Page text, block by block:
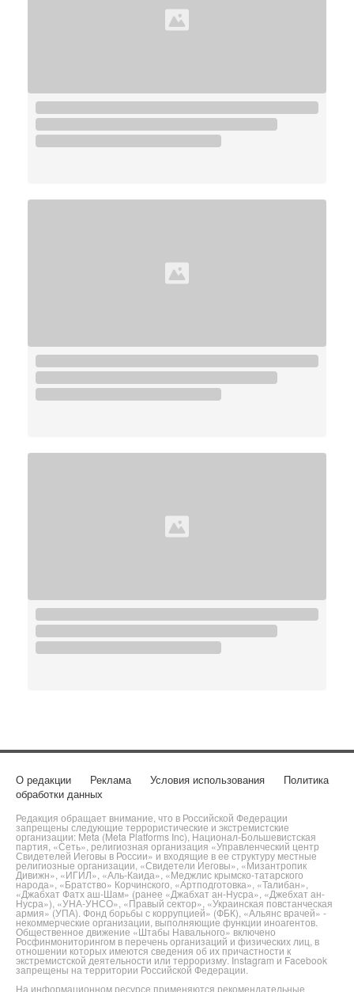
О редакции Реклама Условия использования
Политика
обработки данных
Редакция обращает внимание, что в Российской Федерации
запрещены следующие террористические и экстремистские
организации: Meta (Meta Platforms Inc), Национал-Большевистская
партия, «Сеть», религиозная организация «Управленческий центр
Свидетелей Иеговы в России» и входящие в ее структуру местные
религиозные организации, «Свидетели Иеговы», «Мизантропик
Дивижн», «ИГИЛ», «Аль-Каида», «Меджлис крымско-татарского
народа», «Братство» Корчинского, «Артподготовка», «Талибан»,
«Джабхат Фатх аш-Шам» (ранее «Джабхат ан-Нусра», «Джебхат ан-
Нусра»), «УНА-УНСО», «Правый сектор», «Украинская повстанческая
армия» (УПА). Фонд борьбы с коррупцией» (ФБК), «Альянс врачей» -
некоммерческие организации, выполняющие функции иноагентов.
Общественное движение «Штабы Навального» включено
Росфинмониторингом в перечень организаций и физических лиц, в
отношении которых имеются сведения об их причастности к
экстремистской деятельности или терроризму. Instagram и Facebook
запрещены на территории Российской Федерации.
На информационном ресурсе применяются рекомендательные